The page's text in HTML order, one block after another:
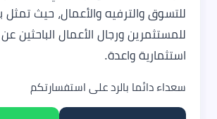
للتسوق والترفيه والأعمال، حيث تمثل
للمستثمرين ورجال الأعمال الباحثين
استثمارية واعدة.
سعداء دائما بالرد على استفسارتكم